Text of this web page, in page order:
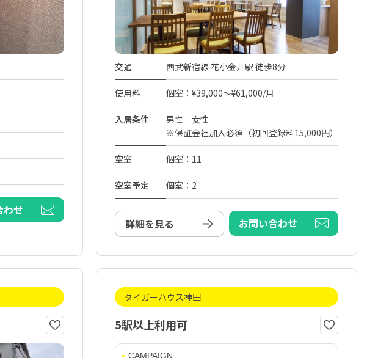
わせ
交通 西武新宿線 花小金井駅 徒歩8分
使用料 個室：¥39,000～¥61,000/月
入居条件
男性 女性
※保証会社加入必須（初回登録料15,000円）
空室 個室：11
空室予定 個室：2
詳細を見る お問い合わせ
タイガーハウス神田
5駅以上利用可
CAMPAIGN